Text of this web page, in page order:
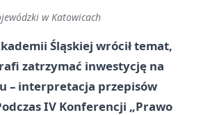
w Katowicach
Śląskiej wrócił temat,
zatrzymać inwestycję na
– interpretacja przepisów
IV Konferencji „Prawo